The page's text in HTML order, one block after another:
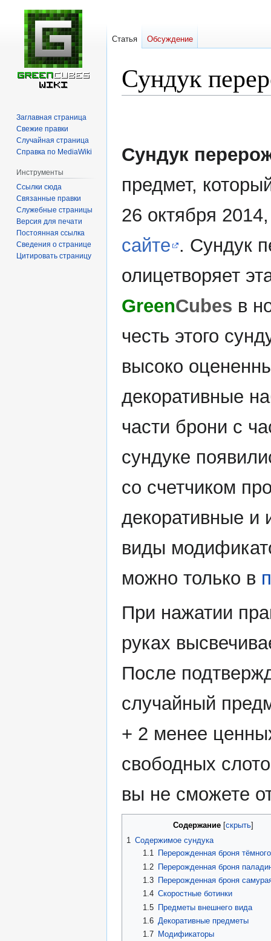
Сундук
Сундук
предмет,
26 октября
сайте . Сундук
олицетворяет
GreenCubes в
честь этого
высоко
декоративные
части брони с
сундуке
со счетчиком
декоративные и
виды
можно только в
При нажатии
руках
После
случайный
+ 2 менее
свободных
вы не сможете
Содержание
1 Содержимое сундука
1.1
Перерожденная броня
1.2
Перерожденная броня
1.3
Перерожденная броня
1.4 Скоростные ботинки
1.5
Предметы внешнего вида
1.6 Декоративные предметы
1.7
Модификаторы
Статья Обсуждение
Заглавная страница
Свежие правки
Случайная страница
Справка по MediaWiki
Инструменты
Ссылки сюда
Связанные правки
Служебные страницы
Версия для печати
Постоянная ссылка
Сведения о странице
Цитировать страницу